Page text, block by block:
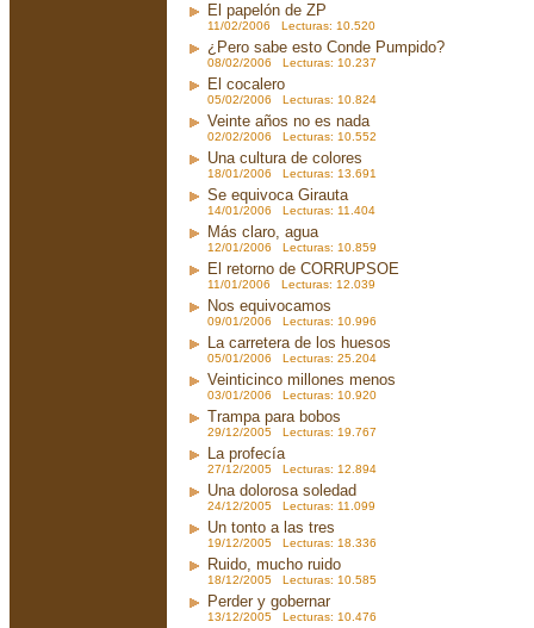
El papelón de ZP
11/02/2006 Lecturas: 10.520
¿Pero sabe esto Conde Pumpido?
08/02/2006 Lecturas: 10.237
El cocalero
05/02/2006 Lecturas: 10.824
Veinte años no es nada
02/02/2006 Lecturas: 10.552
Una cultura de colores
18/01/2006 Lecturas: 13.691
Se equivoca Girauta
14/01/2006 Lecturas: 11.404
Más claro, agua
12/01/2006 Lecturas: 10.859
El retorno de CORRUPSOE
11/01/2006 Lecturas: 12.039
Nos equivocamos
09/01/2006 Lecturas: 10.996
La carretera de los huesos
05/01/2006 Lecturas: 25.204
Veinticinco millones menos
03/01/2006 Lecturas: 10.920
Trampa para bobos
29/12/2005 Lecturas: 19.767
La profecía
27/12/2005 Lecturas: 12.894
Una dolorosa soledad
24/12/2005 Lecturas: 11.099
Un tonto a las tres
19/12/2005 Lecturas: 18.336
Ruido, mucho ruido
18/12/2005 Lecturas: 10.585
Perder y gobernar
13/12/2005 Lecturas: 10.476